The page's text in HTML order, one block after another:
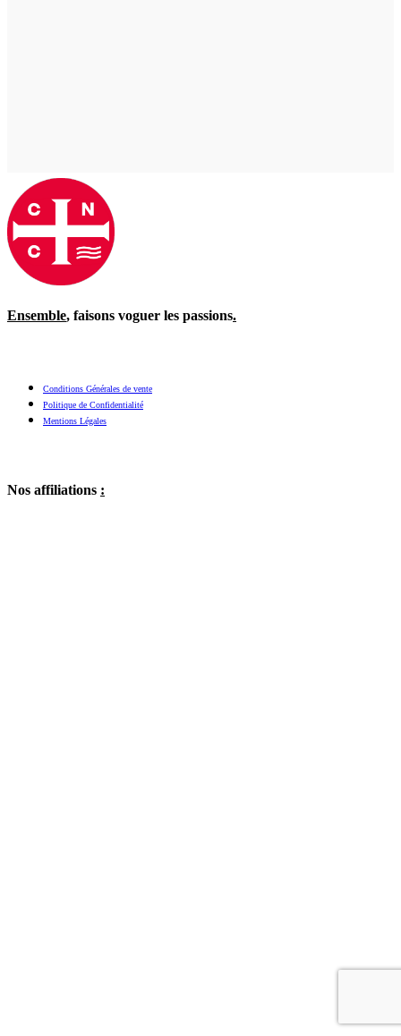
Ensemble, faisons voguer les passions.
Conditions Générales de vente
Politique de Confidentialité
Mentions Légales
Nos affiliations :